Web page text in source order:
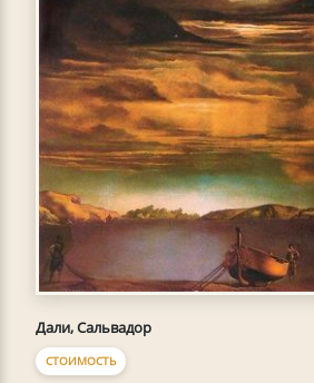
Дали, Сальвадор
СТОИМОСТЬ